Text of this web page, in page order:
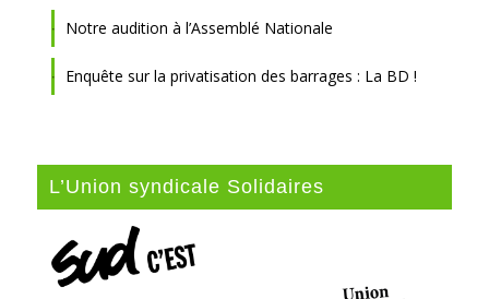
Notre audition à l’Assemblé Nationale
Enquête sur la privatisation des barrages : La BD !
L’Union syndicale Solidaires